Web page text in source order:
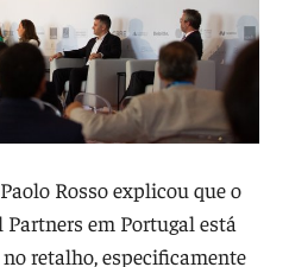
Rosso explicou que o
em Portugal está
retalho, especificamente